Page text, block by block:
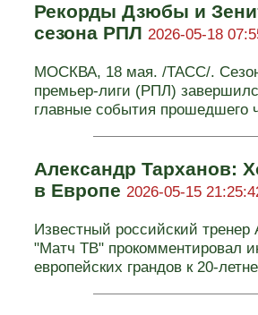
Рекорды Дзюбы и
сезона РПЛ 2026-05-18
МОСКВА, 18 мая. /ТАСС/.
премьер-лиги (РПЛ)
главные события прошедшего
Александр Тарханов:
в Европе 2026-05-15
Известный российский
"Матч ТВ" прокомментировал
европейских грандов к 20-